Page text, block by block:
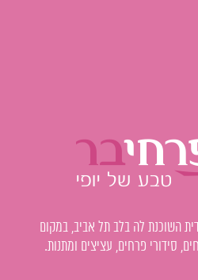
השוכנת לה בלב תל אביב, במקום
סידורי פרחים, עציצים ומתנות.